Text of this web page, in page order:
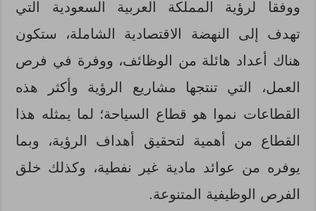
ووفقا لرؤية المملكة العربية السعودية التي
تهدف إلى النهضة الاقتصادية الشاملة، ستكون
هناك أعداد هائلة من الوظائف، ووفرة في فرص
العمل، التي تنتجها مشاريع الرؤية وأكثر هذه
القطاعات نموا هو قطاع السياحة؛ لما يمثله هذا
القطاع من أهمية لتحقيق أهداف الرؤية، وبما
يوفره من عوائد مادية غير نفطية، وكذلك خلق
الفرص الوظيفية المتنوعة.